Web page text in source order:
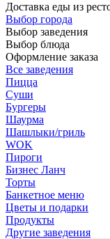
Доставка еды из
Выбор города
Выбор заведения
Выбор блюда
Оформление заказа
Все заведения
Пицца
Суши
Бургеры
Шаурма
Шашлыки/гриль
WOK
Пироги
Бизнес Ланч
Торты
Банкетное меню
Цветы и подарки
Продукты
Другие заведения